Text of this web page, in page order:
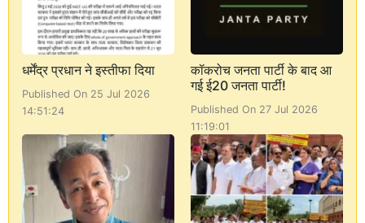
धर्मेंद्र प्रधान ने इस्तीफा दिया
Published On 25 Jul 2026
14:51:24
कॉकरोच जनता पार्टी के बाद आ
गई ई20 जनता पार्टी!
Published On 27 Jul 2026
11:19:01